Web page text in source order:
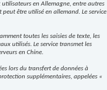
utilisateurs en Allemagne, entre autres
être utilisé en allemand. Le service
toutes les saisies de texte, les
utilisés. Le service transmet les
en Chine.
lors du transfert de données à
supplémentaires, appelées «